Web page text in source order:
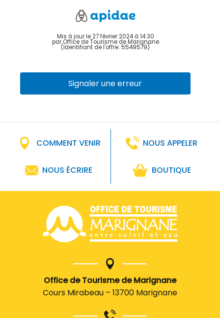
Mis à jour le 27 février 2024 à 14:30
par Office de Tourisme de Marignane
(Identifiant de l'offre: 5549579)
Signaler une erreur
COMMENT VENIR NOUS APPELER
NOUS ÉCRIRE BOUTIQUE
Office de Tourisme de Marignane
Cours Mirabeau – 13700 Marignane